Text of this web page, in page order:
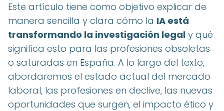
Este artículo tiene como objetivo explicar de
manera sencilla y clara cómo la IA está
transformando la investigación legal y qué
significa esto para las profesiones obsoletas
o saturadas en España. A lo largo del texto,
abordaremos el estado actual del mercado
laboral, las profesiones en declive, las nuevas
oportunidades que surgen, el impacto ético y